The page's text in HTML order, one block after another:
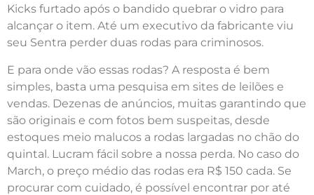
Kicks furtado após o bandido quebrar o vidro para
alcançar o item. Até um executivo da fabricante viu
seu Sentra perder duas rodas para criminosos.
E para onde vão essas rodas? A resposta é bem
simples, basta uma pesquisa em sites de leilões e
vendas. Dezenas de anúncios, muitas garantindo que
são originais e com fotos bem suspeitas, desde
estoques meio malucos a rodas largadas no chão do
quintal. Lucram fácil sobre a nossa perda. No caso do
March, o preço médio das rodas era R$ 150 cada. Se
procurar com cuidado, é possível encontrar por até